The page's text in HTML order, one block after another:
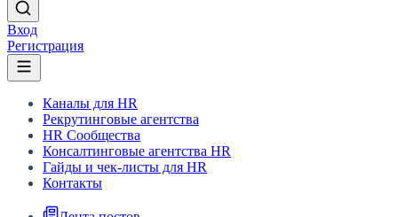
Вход
Регистрация
Каналы для HR
Рекрутинговые агентства
HR Сообщества
Консалтинговые агентства HR
Гайды и чек-листы для HR
Контакты